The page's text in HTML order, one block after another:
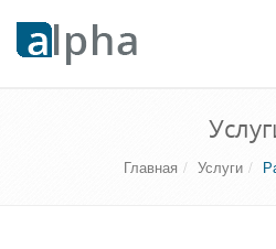
Главная Услуги